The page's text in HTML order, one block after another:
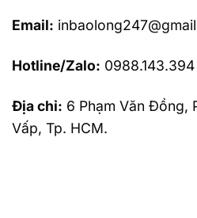
Email:
Hotline/Zalo:
Địa chỉ: 6 Phạm Văn Đồng,
Vấp, Tp. HCM.